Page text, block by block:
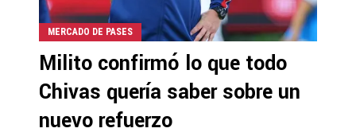
MERCADO DE PASES
Milito confirmó lo que todo
Chivas quería saber sobre un
nuevo refuerzo